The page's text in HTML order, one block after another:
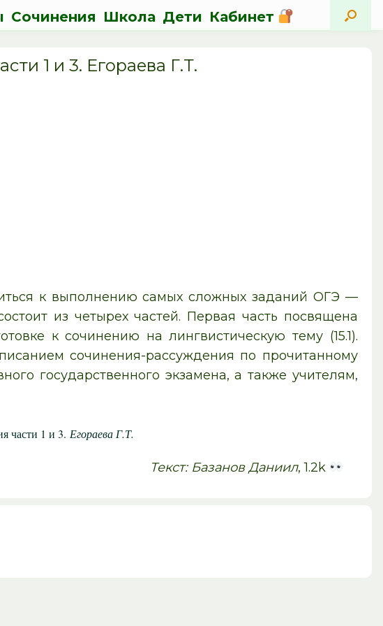
Сочинения Школа Дети Кабинет
1 и 3. Егораева Г.Т.
к выполнению самых сложных заданий ОГЭ —
из четырех частей. Первая часть посвящена
к сочинению на лингвистическую тему (15.1).
сочинения-рассуждения по прочитанному
государственного экзамена, а также учителям,
части 1 и 3. Егораева Г.Т.
Текст: Базанов Даниил, 1.2k